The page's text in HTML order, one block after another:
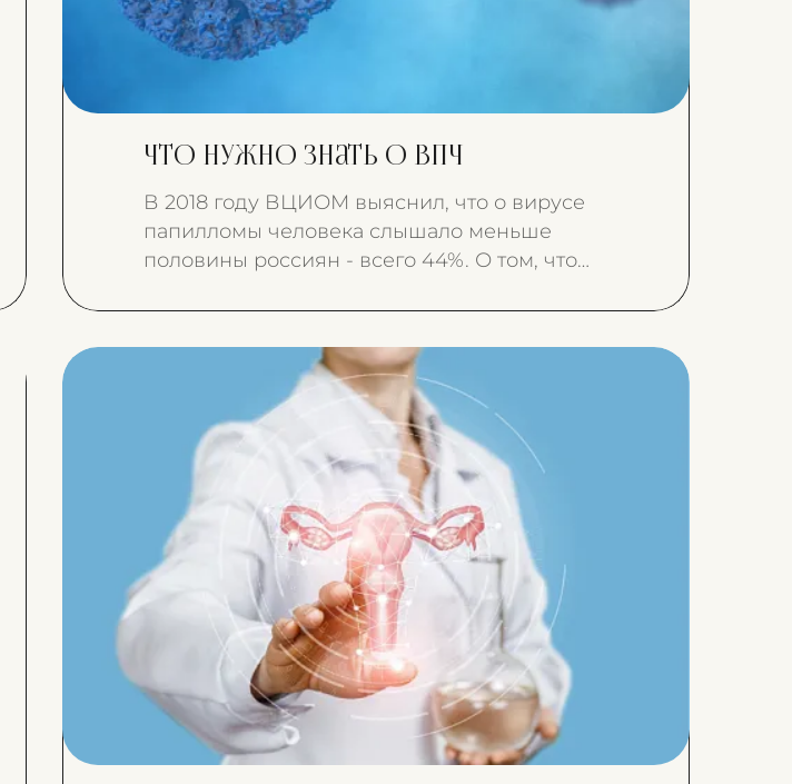
Что нужно знать о ВПЧ
В 2018 году ВЦИОМ выяснил, что о вирусе
папилломы человека слышало меньше
половины россиян - всего 44%. О том, что
онкологическим заболеваниям, знает еще
меньше людей - всего 39%.